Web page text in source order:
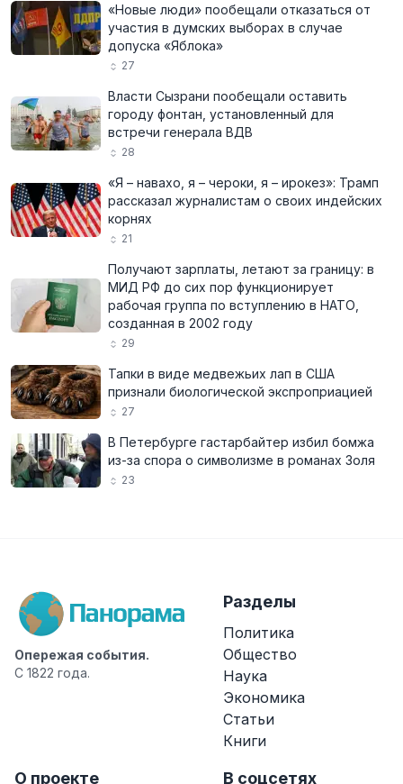
«Новые люди» пообещали отказаться от
участия в думских выборах в случае
допуска «Яблока»
27
Власти Сызрани пообещали оставить
городу фонтан, установленный для
встречи генерала ВДВ
28
«Я – навахо, я – чероки, я – ирокез»: Трамп
рассказал журналистам о своих индейских
корнях
21
Получают зарплаты, летают за границу: в
МИД РФ до сих пор функционирует
рабочая группа по вступлению в НАТО,
созданная в 2002 году
29
Тапки в виде медвежьих лап в США
признали биологической экспроприацией
27
В Петербурге гастарбайтер избил бомжа
из-за спора о символизме в романах Золя
23
Опережая события.
С 1822 года.
Разделы
Политика
Общество
Наука
Экономика
Статьи
Книги
О проекте В соцсетях